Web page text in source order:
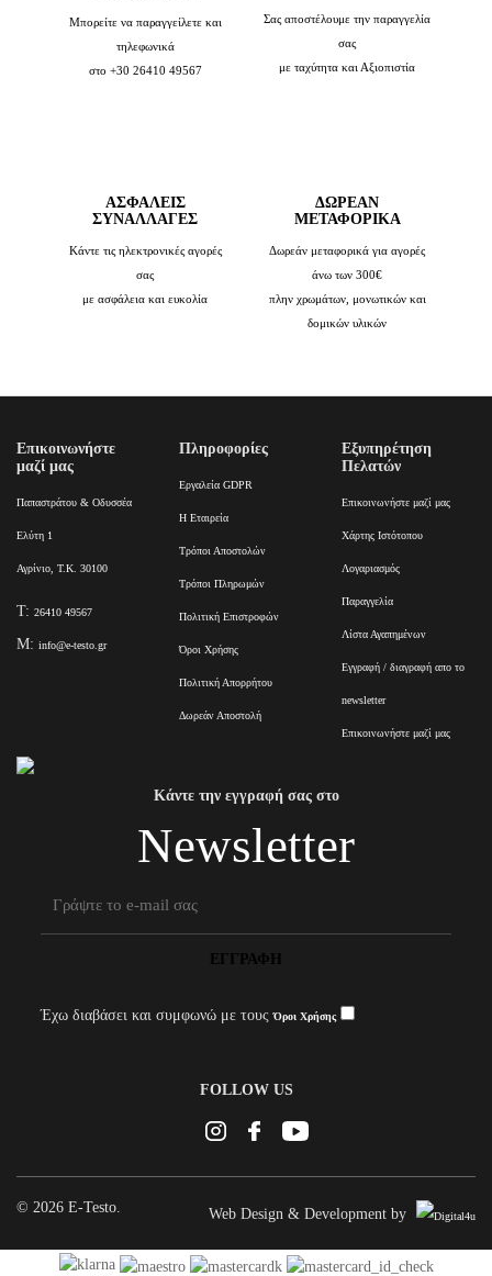
Μπορείτε να παραγγείλετε και
τηλεφωνικά
στο +30 26410 49567
Σας αποστέλουμε την παραγγελία
σας
με ταχύτητα και Αξιοπιστία
ΑΣΦΑΛΕΙΣ
ΣΥΝΑΛΛΑΓΕΣ
Κάντε τις ηλεκτρονικές αγορές
σας
με ασφάλεια και ευκολία
ΔΩΡΕΑΝ
ΜΕΤΑΦΟΡΙΚΑ
Δωρεάν μεταφορικά για αγορές
άνω των 300€
πλην χρωμάτων, μονωτικών και
δομικών υλικών
Επικοινωνήστε
μαζί μας
Παπαστράτου & Οδυσσέα
Ελύτη 1
Αγρίνιο, Τ.Κ. 30100
T: 26410 49567
M: info@e-testo.gr
Πληροφορίες
Εργαλεία GDPR
Η Εταιρεία
Τρόποι Αποστολών
Τρόποι Πληρωμών
Πολιτική Επιστροφών
Όροι Χρήσης
Πολιτική Απορρήτου
Δωρεάν Αποστολή
Εξυπηρέτηση
Πελατών
Επικοινωνήστε μαζί μας
Χάρτης Ιστότοπου
Λογαριασμός
Παραγγελία
Λίστα Αγαπημένων
Εγγραφή / διαγραφή απο το
newsletter
Επικοινωνήστε μαζί μας
Κάντε την εγγραφή σας στο
Newsletter
ΕΓΓΡΑΦΉ
Έχω διαβάσει και συμφωνώ με τουςΌροι Χρήσης
FOLLOW US
InstagramFacebook Youtube
© 2026 E-Testo. Web Design & Development by